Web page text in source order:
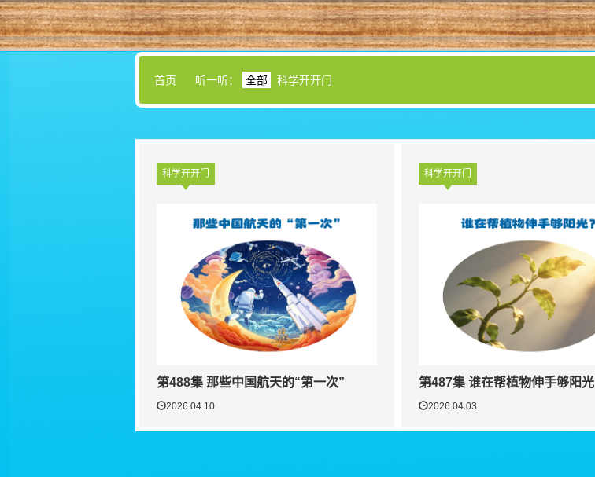
首页 听一听： 全部 科学开开门
科学开开门
第488集 那些中国航天的“第一次”
2026.04.10
科学开开门
第487集 谁在帮植物伸手够阳光
2026.04.03